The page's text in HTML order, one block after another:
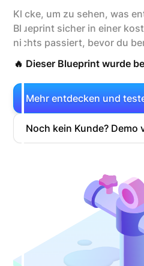
Klicke, um zu sehen, was
Blueprint sicher in einer
nichts passiert, bevor du
🔥 Dieser Blueprint wurde
Mehr entdecken und
Noch kein Kunde? Demo